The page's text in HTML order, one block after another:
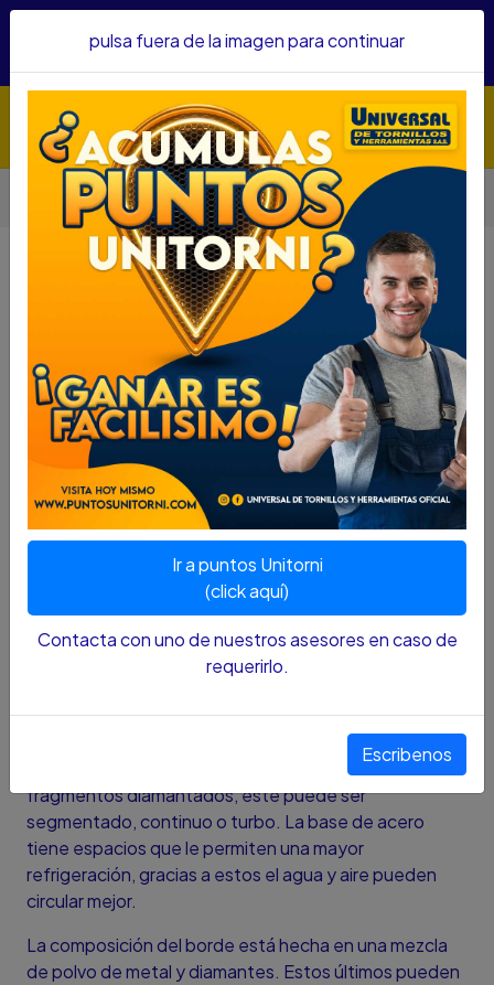
confianza&nbsp;Recibe un KIT PARRILLERO por compras
Inicio Abrasivos
Discos
DISCO DIAMANTADO SEGMENTADO IRWIN 4 1/2 IW47452
DISCO DIAMANTADO
SEGMENTADO IRWIN 4 1/2 IW47452
DISCO DIAMANTADO SEGMENTADO
IRWIN 4 1/2 IW47452
SKU : 55900015
DESCRIPCION :
Estos discos son fabricados para realizar cortes en
una amplia variedad de materiales. Son especiales
para trabajo en superficies de alta dureza y abrasión.
le pueden brindar a tus proyectos.
Estos discos poseen una base circular fabricada en
acero. Su borde cuenta con un recubrimiento de
fragmentos diamantados, este puede ser
segmentado, continuo o turbo. La base de acero
tiene espacios que le permiten una mayor
refrigeración, gracias a estos el agua y aire pueden
circular mejor.
La composición del borde está hecha en una mezcla
de polvo de metal y diamantes. Estos últimos pueden
pulsa fuera de la imagen para continuar
Ir a puntos Unitorni
(click aquí)
Contacta con uno de nuestros asesores en caso de
requerirlo.
Escribenos